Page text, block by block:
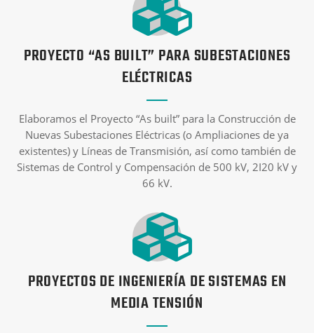
PROYECTO “AS BUILT” PARA SUBESTACIONES
ELÉCTRICAS
Elaboramos el Proyecto “As built” para la Construcción de
Nuevas Subestaciones Eléctricas (o Ampliaciones de ya
existentes) y Líneas de Transmisión, así como también de
Sistemas de Control y Compensación de 500 kV, 2I20 kV y
66 kV.
PROYECTOS DE INGENIERÍA DE SISTEMAS EN
MEDIA TENSIÓN